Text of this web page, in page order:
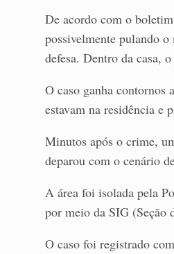
De acordo com o
possivelmente pulando
defesa. Dentro da casa,
O caso ganha contornos
estavam na residência e
Minutos após o crime,
deparou com o cenário
A área foi isolada pela
por meio da SIG (Seção
O caso foi registrado